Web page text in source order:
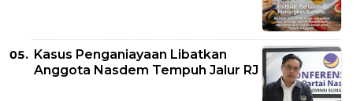
Kasus Penganiayaan Libatkan
Anggota Nasdem Tempuh Jalur RJ